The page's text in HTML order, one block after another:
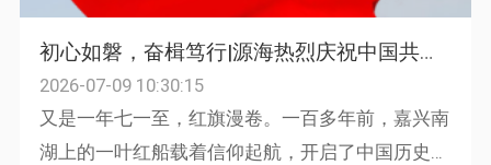
初心如磐，奋楫笃行|源海热烈庆祝中国共产党成立105周年
2026-07-09 10:30:15
又是一年七一至，红旗漫卷。一百多年前，嘉兴南
湖上的一叶红船载着信仰起航，开启了中国历史上